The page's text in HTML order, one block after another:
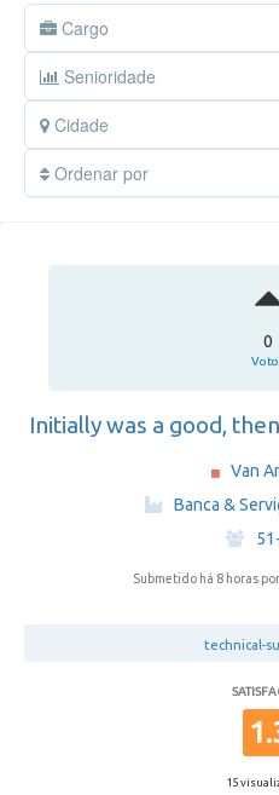
Cargo
Senioridade
Cidade
Ordenar por
0
Initially was a good,
Van
Banca &
·
Submetido há 8 horas
technical-
15